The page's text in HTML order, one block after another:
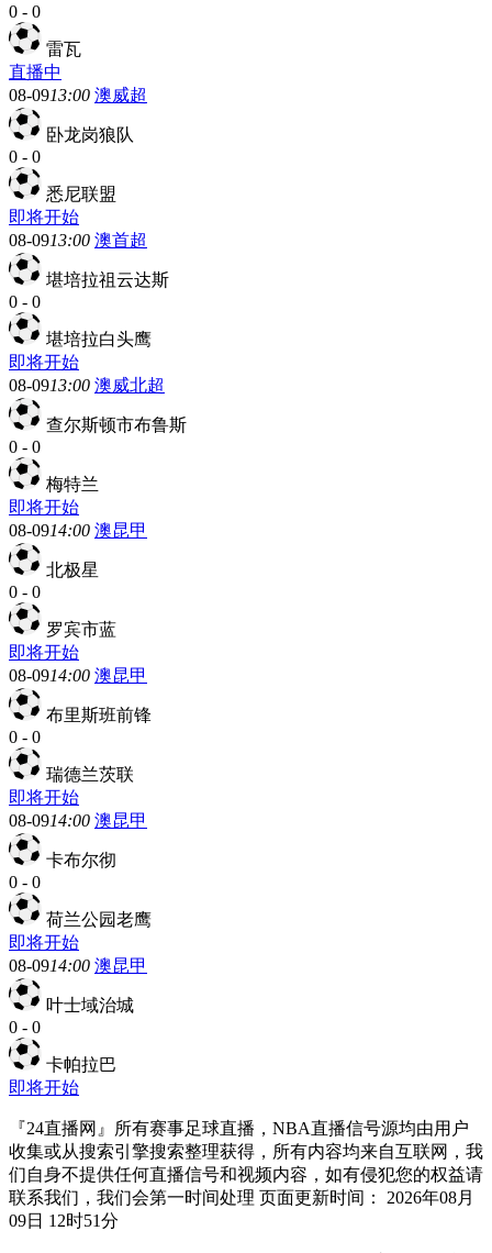
0 - 0
雷瓦
直播中
08-0913:00 澳威超
卧龙岗狼队
0 - 0
悉尼联盟
即将开始
08-0913:00 澳首超
堪培拉祖云达斯
0 - 0
堪培拉白头鹰
即将开始
08-0913:00 澳威北超
查尔斯顿市布鲁斯
0 - 0
梅特兰
即将开始
08-0914:00 澳昆甲
北极星
0 - 0
罗宾市蓝
即将开始
08-0914:00 澳昆甲
布里斯班前锋
0 - 0
瑞德兰茨联
即将开始
08-0914:00 澳昆甲
卡布尔彻
0 - 0
荷兰公园老鹰
即将开始
08-0914:00 澳昆甲
叶士域治城
0 - 0
卡帕拉巴
即将开始
『24直播网』所有赛事足球直播，NBA直播信号源均由用户
收集或从搜索引擎搜索整理获得，所有内容均来自互联网，我
们自身不提供任何直播信号和视频内容，如有侵犯您的权益请
联系我们，我们会第一时间处理 页面更新时间： 2026年08月
09日 12时51分